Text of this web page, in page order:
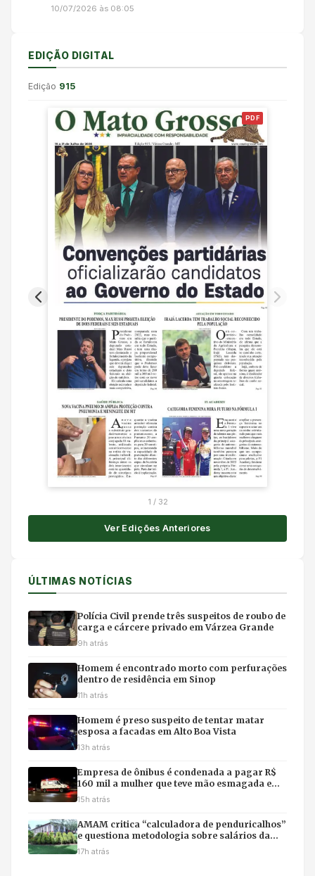
10/07/2026 às 08:05
EDIÇÃO DIGITAL
Edição 915
PDF
1 / 32
Ver Edições Anteriores
ÚLTIMAS NOTÍCIAS
Polícia Civil prende três suspeitos de roubo de
carga e cárcere privado em Várzea Grande
9h atrás
Homem é encontrado morto com perfurações
dentro de residência em Sinop
11h atrás
Homem é preso suspeito de tentar matar
esposa a facadas em Alto Boa Vista
13h atrás
Empresa de ônibus é condenada a pagar R$
160 mil a mulher que teve mão esmagada em
acidente
15h atrás
AMAM critica “calculadora de penduricalhos”
e questiona metodologia sobre salários da
magistratura
17h atrás